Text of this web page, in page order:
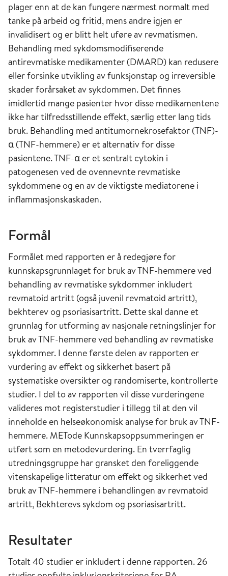
plager enn at de kan fungere nærmest normalt med
tanke på arbeid og fritid, mens andre igjen er
invalidisert og er blitt helt uføre av revmatismen.
Behandling med sykdomsmodifiserende
antirevmatiske medikamenter (DMARD) kan redusere
eller forsinke utvikling av funksjonstap og irreversible
skader forårsaket av sykdommen. Det finnes
imidlertid mange pasienter hvor disse medikamentene
ikke har tilfredsstillende effekt, særlig etter lang tids
bruk. Behandling med antitumornekrosefaktor (TNF)-
α (TNF-hemmere) er et alternativ for disse
pasientene. TNF-α er et sentralt cytokin i
patogenesen ved de ovennevnte revmatiske
sykdommene og en av de viktigste mediatorene i
inflammasjonskaskaden.
Formål
Formålet med rapporten er å redegjøre for
kunnskapsgrunnlaget for bruk av TNF-hemmere ved
behandling av revmatiske sykdommer inkludert
revmatoid artritt (også juvenil revmatoid artritt),
bekhterev og psoriasisartritt. Dette skal danne et
grunnlag for utforming av nasjonale retningslinjer for
bruk av TNF-hemmere ved behandling av revmatiske
sykdommer. I denne første delen av rapporten er
vurdering av effekt og sikkerhet basert på
systematiske oversikter og randomiserte, kontrollerte
studier. I del to av rapporten vil disse vurderingene
valideres mot registerstudier i tillegg til at den vil
inneholde en helseøkonomisk analyse for bruk av TNF-
hemmere. METode Kunnskapsoppsummeringen er
utført som en metodevurdering. En tverrfaglig
utredningsgruppe har gransket den foreliggende
vitenskapelige litteratur om effekt og sikkerhet ved
bruk av TNF-hemmere i behandlingen av revmatoid
artritt, Bekhterevs sykdom og psoriasisartritt.
Resultater
Totalt 40 studier er inkludert i denne rapporten. 26